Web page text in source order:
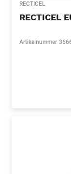
RECTICEL
RECTICEL
Artikelnummer